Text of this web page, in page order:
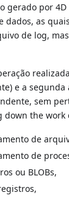
gerado por
dados, as
de log,
e a
sem
the work
de
de
ou BLOBs,